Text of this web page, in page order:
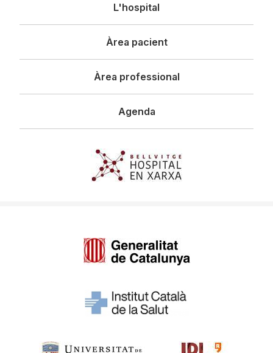
principal
L'hospital
Àrea pacient
Àrea professional
Agenda